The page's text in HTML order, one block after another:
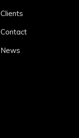
Clients
Contact
News